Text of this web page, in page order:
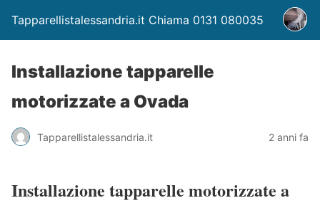
Tapparellistalessandria.it Chiama 0131 080035
Installazione tapparelle
motorizzate a Ovada
Tapparellistalessandria.it 2 anni fa
Installazione tapparelle motorizzate a